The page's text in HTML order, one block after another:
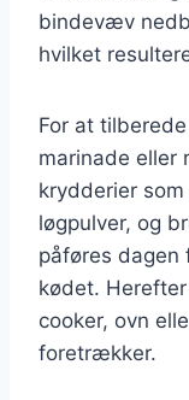
bindevæv
hvilket
For at
marinade eller
krydderier
løgpulver, og
påføres dagen
kødet.
cooker, ovn
foretrækker.